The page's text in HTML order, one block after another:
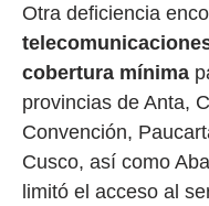
Otra deficiencia
cobertura mínima
provincias de Anta,
Convención,
Cusco, así como
limitó el acceso al